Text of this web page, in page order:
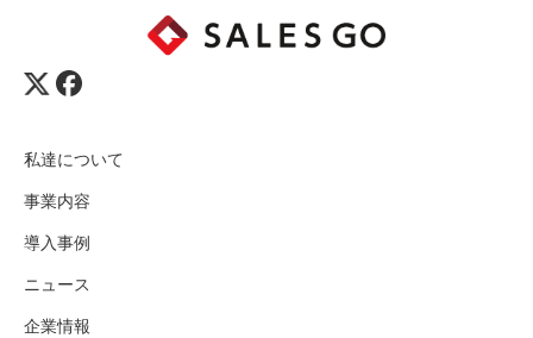
私達について
事業内容
導入事例
ニュース
企業情報